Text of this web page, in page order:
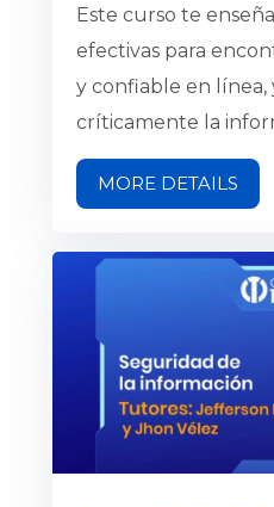
Este curso te
efectivas para
y confiable en línea,
críticamente la
web. Aprenderás las
búsqueda en línea,
organizar la
MORE DETAILS